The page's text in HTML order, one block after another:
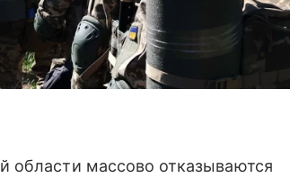
области массово отказываются